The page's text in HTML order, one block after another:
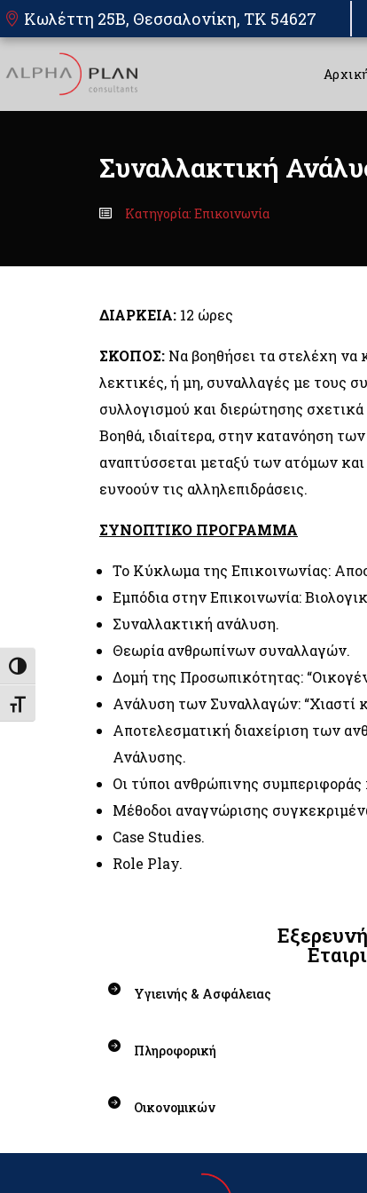
Εναλλαγή Υψηλής Αντίθεσης
Εναλλαγή Μεγέθους Γραμμάτων
Κωλέττη 25Β, Θεσσαλονίκη, TK 54627
Συναλλακτική
Κατηγορία: Επικοινωνία
ΔΙΑΡΚΕΙΑ: 12 ώρες
ΣΚΟΠΟΣ: Να βοηθήσει τα στελέχη να
λεκτικές, ή μη, συναλλαγές με τους
συλλογισμού και διερώτησης
Βοηθά, ιδιαίτερα, στην κατανόηση
αναπτύσσεται μεταξύ των ατόμων
ευνοούν τις αλληλεπιδράσεις.
ΣΥΝΟΠΤΙΚΟ ΠΡΟΓΡΑΜΜΑ
Το Κύκλωμα της Επικοινωνίας:
Εμπόδια στην Επικοινωνία:
Συναλλακτική ανάλυση.
Θεωρία ανθρωπίνων συναλλαγών.
Δομή της Προσωπικότητας:
Ανάλυση των Συναλλαγών: “Χιαστί
Αποτελεσματική διαχείριση των
Ανάλυσης.
Οι τύποι ανθρώπινης συμπεριφοράς
Μέθοδοι αναγνώρισης
Case Studies.
Role Play.
Υγιεινής & Ασφάλειας
Πληροφορική
Οικονομικών